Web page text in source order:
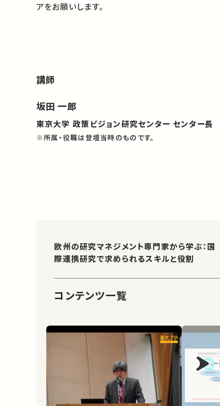
アをお願いします。
講師
坂田 一郎
東京大学 政策ビジョン研究センター センター長
※所属・役職は登壇当時のものです。
欧州の研究マネジメント専門家から学ぶ：国
際連携研究で求められるスキルと役割
コンテンツ一覧